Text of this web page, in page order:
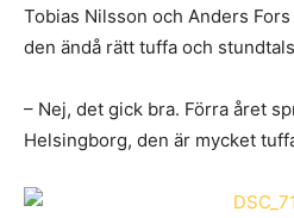
Tobias Nilsson och Anders
den ändå rätt tuffa och
– Nej, det gick bra. Förra året
Helsingborg, den är mycket